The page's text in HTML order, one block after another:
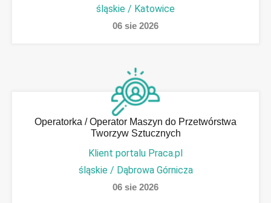
śląskie / Katowice
06 sie 2026
Operatorka / Operator Maszyn do Przetwórstwa
Tworzyw Sztucznych
Klient portalu Praca.pl
śląskie / Dąbrowa Górnicza
06 sie 2026